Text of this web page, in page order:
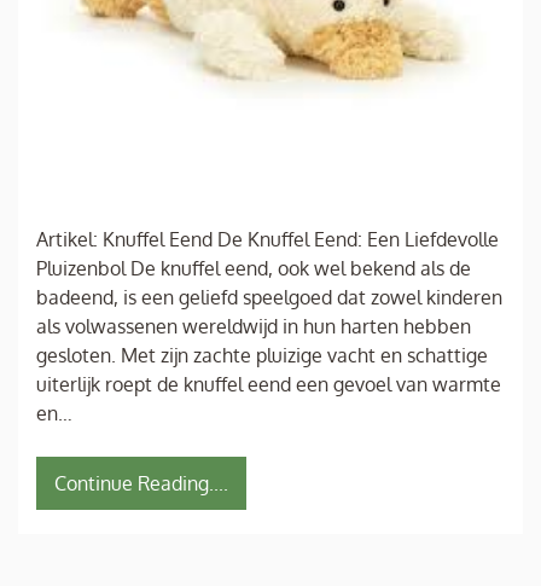
Artikel: Knuffel Eend De Knuffel Eend: Een Liefdevolle
Pluizenbol De knuffel eend, ook wel bekend als de
badeend, is een geliefd speelgoed dat zowel kinderen
als volwassenen wereldwijd in hun harten hebben
gesloten. Met zijn zachte pluizige vacht en schattige
uiterlijk roept de knuffel eend een gevoel van warmte
en…
Continue Reading....